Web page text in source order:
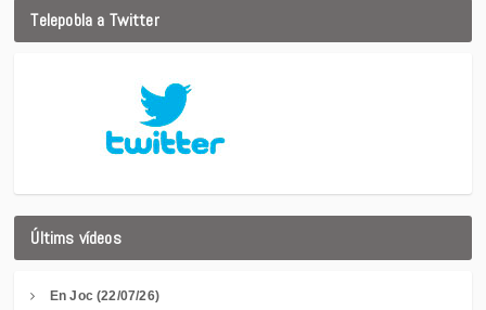
Telepobla a Twitter
Últims vídeos
En Joc (22/07/26)